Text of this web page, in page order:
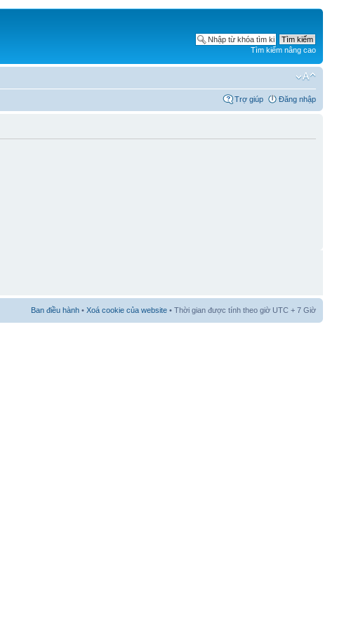
Tìm kiếm nâng cao
Trợ giúp Đăng nhập
Ban điều hành • Xoá cookie của website • Thời gian được tính theo giờ UTC + 7 Giờ